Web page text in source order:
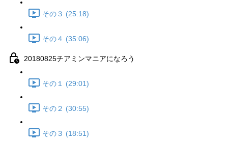
その３ (25:18)
その４ (35:06)
20180825チアミンマニアになろう
その１ (29:01)
その２ (30:55)
その３ (18:51)